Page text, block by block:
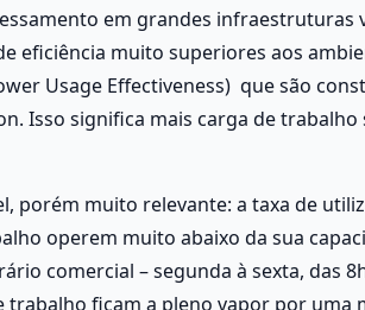
em grandes infraestruturas
eficiência muito superiores aos
Usage Effectiveness)  que são
Isso significa mais carga de trabalho
porém muito relevante: a taxa de
operem muito abaixo da sua
comercial – segunda à sexta, das
trabalho ficam a pleno vapor por uma